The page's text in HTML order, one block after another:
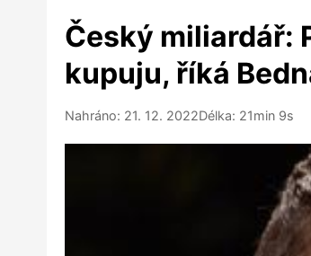
Český miliardář:
kupuju, říká
Nahráno: 21. 12. 2022Délka: 21min 9s